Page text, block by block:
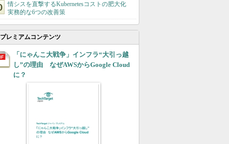
情シスを直撃するKubernetesコストの肥大化
実務的な6つの改善策
プレミアムコンテンツ
「にゃんこ大戦争」インフラ“大引っ越
し”の理由 なぜAWSからGoogle Cloud
に？